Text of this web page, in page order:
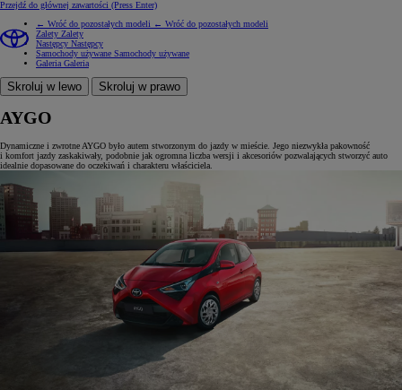
Przejdź do głównej zawartości (Press Enter)
← Wróć do pozostałych modeli ← Wróć do pozostałych modeli
Zalety Zalety
Następcy Następcy
Samochody używane Samochody używane
Galeria Galeria
Skroluj w lewo Skroluj w prawo
AYGO
Dynamiczne i zwrotne AYGO było autem stworzonym do jazdy w mieście. Jego niezwykła pakowność
i komfort jazdy zaskakiwały, podobnie jak ogromna liczba wersji i akcesoriów pozwalających stworzyć auto
idealnie dopasowane do oczekiwań i charakteru właściciela.